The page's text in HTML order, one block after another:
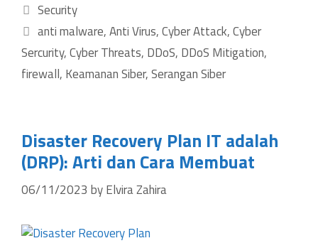
Security
anti malware,Anti Virus,Cyber Attack,Cyber
Sercurity,Cyber Threats, DDoS, DDoS Mitigation,
firewall, Keamanan Siber,Serangan Siber
Disaster Recovery Plan IT adalah
(DRP): Arti dan Cara Membuat
06/11/2023 byElvira Zahira